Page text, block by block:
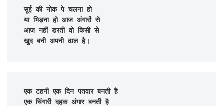
सूई की नोक पे चलना हो
या भिड़ना हो आज अंगारों से
आज नहीं डरती वो किसी से
खुद बनी अपनी ढाल है।
एक टहनी एक दिन पतवार बनती है
एक चिंगारी दहक अंगार बनती है